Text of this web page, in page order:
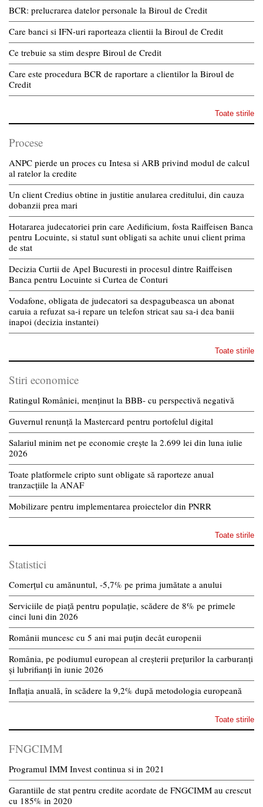
BCR: prelucrarea datelor personale la Biroul de Credit
Care banci si IFN-uri raporteaza clientii la Biroul de Credit
Ce trebuie sa stim despre Biroul de Credit
Care este procedura BCR de raportare a clientilor la Biroul de
Credit
Toate stirile
Procese
ANPC pierde un proces cu Intesa si ARB privind modul de calcul
al ratelor la credite
Un client Credius obtine in justitie anularea creditului, din cauza
dobanzii prea mari
Hotararea judecatoriei prin care Aedificium, fosta Raiffeisen Banca
pentru Locuinte, si statul sunt obligati sa achite unui client prima
de stat
Decizia Curtii de Apel Bucuresti in procesul dintre Raiffeisen
Banca pentru Locuinte si Curtea de Conturi
Vodafone, obligata de judecatori sa despagubeasca un abonat
caruia a refuzat sa-i repare un telefon stricat sau sa-i dea banii
inapoi (decizia instantei)
Toate stirile
Stiri economice
Ratingul României, menținut la BBB- cu perspectivă negativă
Guvernul renunță la Mastercard pentru portofelul digital
Salariul minim net pe economie crește la 2.699 lei din luna iulie
2026
Toate platformele cripto sunt obligate să raporteze anual
tranzacțiile la ANAF
Mobilizare pentru implementarea proiectelor din PNRR
Toate stirile
Statistici
Comerțul cu amănuntul, -5,7% pe prima jumătate a anului
Serviciile de piață pentru populație, scădere de 8% pe primele
cinci luni din 2026
Românii muncesc cu 5 ani mai puțin decât europenii
România, pe podiumul european al creșterii prețurilor la carburanți
și lubrifianți în iunie 2026
Inflația anuală, în scădere la 9,2% după metodologia europeană
Toate stirile
FNGCIMM
Programul IMM Invest continua si in 2021
Garantiile de stat pentru credite acordate de FNGCIMM au crescut
cu 185% in 2020